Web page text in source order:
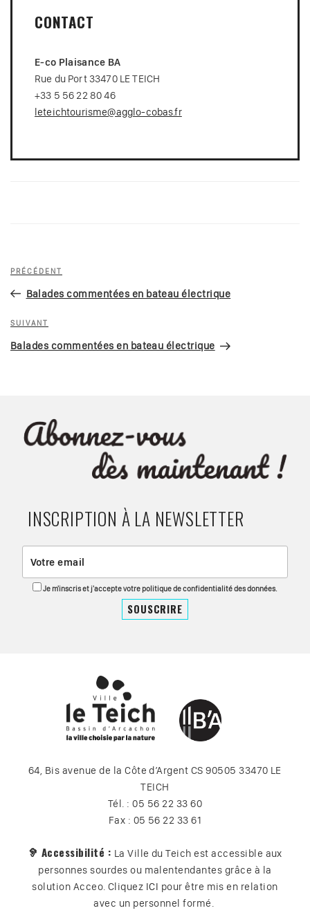
CONTACT
E-co Plaisance BA
Rue du Port 33470 LE TEICH
+33 5 56 22 80 46
leteichtourisme@agglo-cobas.fr
Navigation
l’article
Article
précédent
PRÉCÉDENT
Balades commentées en bateau électrique
Article
suivant
SUIVANT
Balades commentées en bateau électrique
INSCRIPTION À LA NEWSLETTER
Je m'inscris et j'accepte votre politique de confidentialité des données.
64, Bis avenue de la Côte d’Argent CS 90505 33470 LE
TEICH
Tél. : 05 56 22 33 60
Fax : 05 56 22 33 61
🦻 Accessibilité : La Ville du Teich est accessible aux
personnes sourdes ou malentendantes grâce à la
solution Acceo. Cliquez ICI pour être mis en relation
avec un personnel formé.